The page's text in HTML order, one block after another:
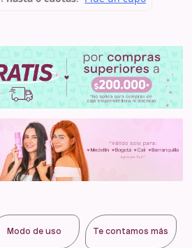
Modo de uso Te contamos más